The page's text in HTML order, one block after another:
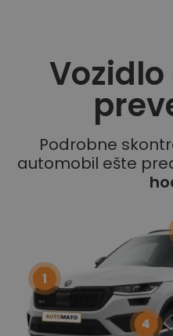
Podrobne
automobil ešte
1
4